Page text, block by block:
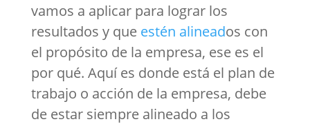
vamos a aplicar para lograr los
resultados y que estén alineados con
el propósito de la empresa, ese es el
por qué. Aquí es donde está el plan de
trabajo o acción de la empresa, debe
de estar siempre alineado a los